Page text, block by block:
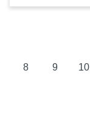
8 9 10